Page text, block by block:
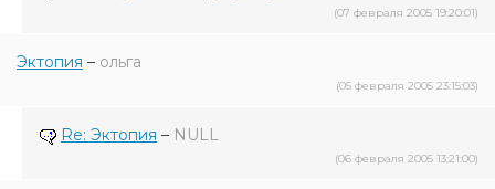
(07 февраля 2005 19:20:01)
Эктопия – ольга
(05 февраля 2005 23:15:03)
Re: Эктопия – NULL
(06 февраля 2005 13:21:00)